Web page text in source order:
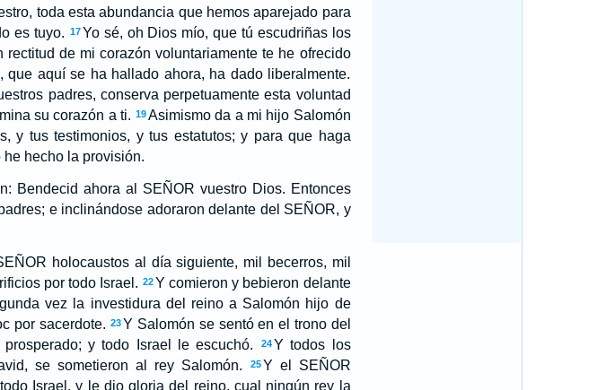
toda esta abundancia que hemos aparejado para
es tuyo. 17Yo sé, oh Dios mío, que tú escudriñas los
de mi corazón voluntariamente te he ofrecido
aquí se ha hallado ahora, ha dado liberalmente.
padres, conserva perpetuamente esta voluntad
su corazón a ti. 19Asimismo da a mi hijo Salomón
y tus testimonios, y tus estatutos; y para que haga
hecho la provisión.
Bendecid ahora al SEÑOR vuestro Dios. Entonces
e inclinándose adoraron delante del SEÑOR, y
holocaustos al día siguiente, mil becerros, mil
por todo Israel. 22Y comieron y bebieron delante
vez la investidura del reino a Salomón hijo de
por sacerdote. 23Y Salomón se sentó en el trono del
y todo Israel le escuchó.
24Y todos los
se sometieron al rey Salomón.
25Y el SEÑOR
Israel, y le dio gloria del reino, cual ningún rey la